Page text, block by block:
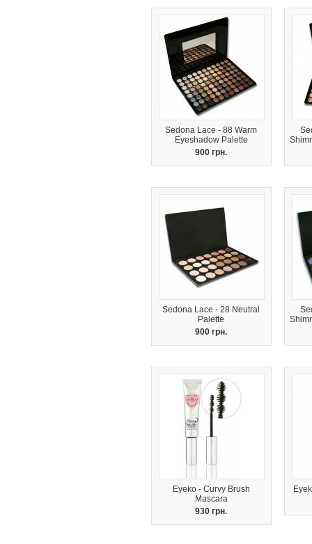
Sedona Lace - 88 Warm
Eyeshadow Palette
900 грн.
Sedona Lace - 28 Neutral
Palette
900 грн.
Eyeko - Curvy Brush
Mascara
930 грн.